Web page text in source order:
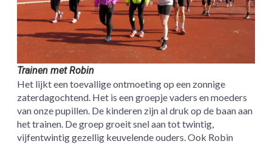
Trainen met Robin
Het lijkt een toevallige ontmoeting op een zonnige
zaterdagochtend. Het is een groepje vaders en moeders
van onze pupillen. De kinderen zijn al druk op de baan aan
het trainen. De groep groeit snel aan tot twintig,
vijfentwintig gezellig keuvelende ouders. Ook Robin